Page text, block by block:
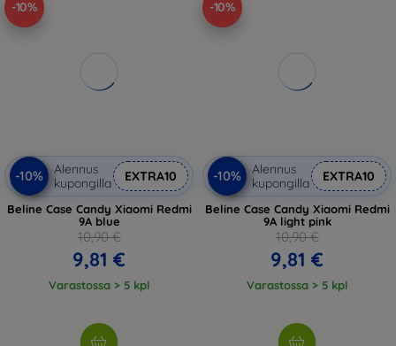
-10%
-10%
Alennus
kupongilla
EXTRA10
Beline Case Candy Xiaomi Redmi
9A blue
10,90 €
9,81 €
Varastossa > 5 kpl
-10%
-10%
Alennus
kupongilla
EXTRA10
Beline Case Candy Xiaomi Redmi
9A light pink
10,90 €
9,81 €
Varastossa > 5 kpl